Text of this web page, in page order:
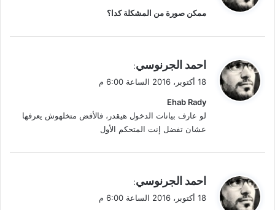
ل
ممكن صورة من المشكلة كدا؟
ي
ق
ل
احمد الجرنوسي:
18 أكتوبر، 2016 الساعة 6:00 م
Ehab Rady
لو عارف بيانات الدخول هيقدر، فالأفض متخلهوش يعرفها
عشان تفضل إنت المتحكم الأول
ي
ق
احمد الجرنوسي:
18 أكتوبر، 2016 الساعة 6:00 م